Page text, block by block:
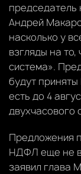
председатель
Андрей
насколько у
взгляды на
система».
будут
есть до 4
двухчасового
Предложения
НДФЛ еще не
заявил глава